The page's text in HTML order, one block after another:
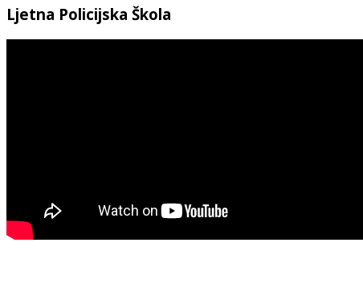
Ljetna Policijska Škola